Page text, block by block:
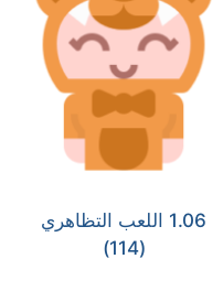
1.06 اللعب التظاهري
(114)